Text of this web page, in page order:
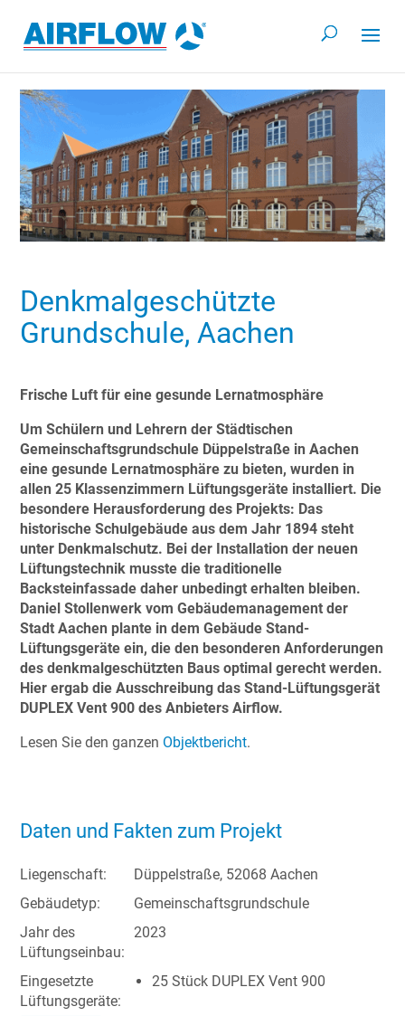
Denkmalgeschützte
Grundschule, Aachen
Frische Luft für eine gesunde Lernatmosphäre
Um Schülern und Lehrern der Städtischen
Gemeinschaftsgrundschule Düppelstraße in Aachen
eine gesunde Lernatmosphäre zu bieten, wurden in
allen 25 Klassenzimmern Lüftungsgeräte installiert. Die
besondere Herausforderung des Projekts: Das
historische Schulgebäude aus dem Jahr 1894 steht
unter Denkmalschutz. Bei der Installation der neuen
Lüftungstechnik musste die traditionelle
Backsteinfassade daher unbedingt erhalten bleiben.
Daniel Stollenwerk vom Gebäudemanagement der
Stadt Aachen plante in dem Gebäude Stand-
Lüftungsgeräte ein, die den besonderen Anforderungen
des denkmalgeschützten Baus optimal gerecht werden.
Hier ergab die Ausschreibung das Stand-Lüftungsgerät
DUPLEX Vent 900 des Anbieters Airflow.
Lesen Sie den ganzen Objektbericht.
Daten und Fakten zum Projekt
Liegenschaft:
Düppelstraße, 52068 Aachen
Gebäudetyp:
Gemeinschaftsgrundschule
Jahr des
Lüftungseinbau:
2023
Eingesetzte
Lüftungsgeräte:
25 Stück DUPLEX Vent 900